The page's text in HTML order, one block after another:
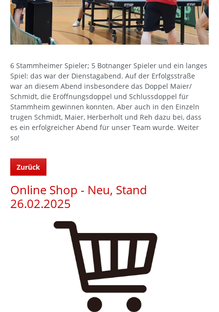
6 Stammheimer Spieler; 5 Botnanger Spieler und ein langes
Spiel: das war der Dienstagabend. Auf der Erfolgsstraße
war an diesem Abend insbesondere das Doppel Maier/
Schmidt, die Eröffnungsdoppel und Schlussdoppel für
Stammheim gewinnen konnten. Aber auch in den Einzeln
trugen Schmidt, Maier, Herberholt und Reh dazu bei, dass
es ein erfolgreicher Abend für unser Team wurde. Weiter
so!
Zurück
Online Shop - Neu, Stand
26.02.2025